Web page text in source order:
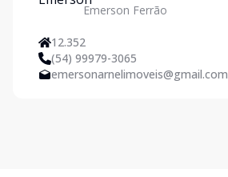
Emerson Ferrão
12.352
(54) 99979-3065
emersonarnelimoveis@gmail.com